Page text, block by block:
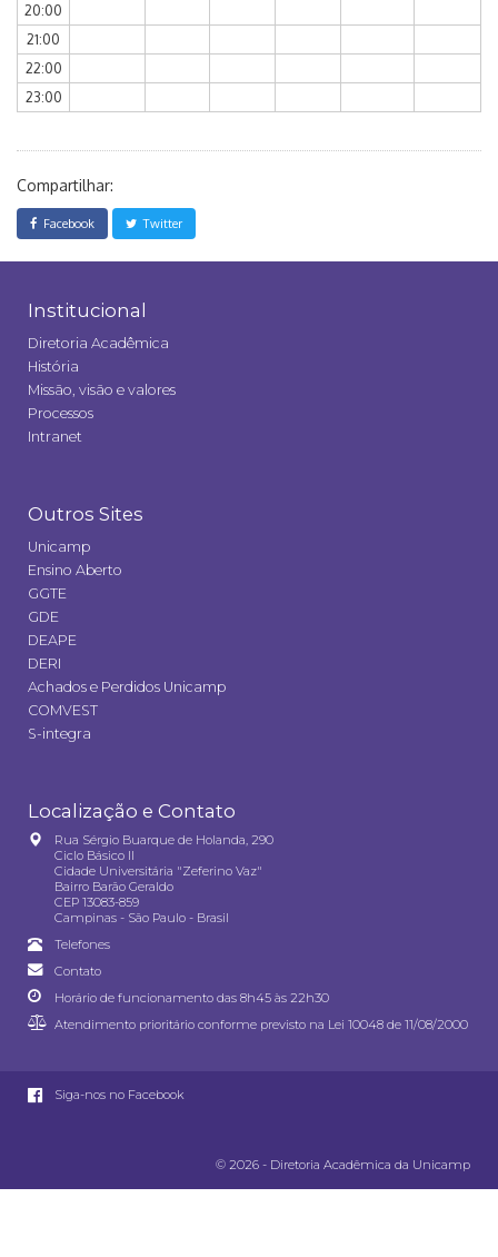
20:00
21:00
22:00
23:00
Compartilhar:
Facebook Twitter
Institucional
Diretoria Acadêmica
História
Missão, visão e valores
Processos
Intranet
Outros Sites
Unicamp
Ensino Aberto
GGTE
GDE
DEAPE
DERI
Achados e Perdidos Unicamp
COMVEST
S-integra
Localização e Contato
Rua Sérgio Buarque de Holanda, 290
Ciclo Básico II
Cidade Universitária "Zeferino Vaz"
Bairro Barão Geraldo
CEP 13083-859
Campinas - São Paulo - Brasil
Telefones
Contato
Horário de funcionamento das 8h45 às 22h30
Atendimento prioritário conforme previsto na Lei 10048 de 11/08/2000
Siga-nos no Facebook
© 2026 - Diretoria Acadêmica da Unicamp